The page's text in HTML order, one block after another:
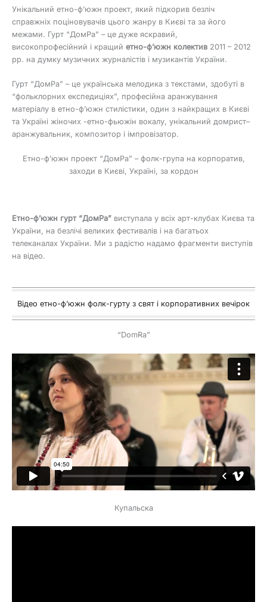
Унікальний етно-ф’южн проект, який підкорив безліч
справжніх поціновувачів цього жанру в Києві та за його
межами. Гурт “ДомРа” – це дуже яскравий,
високопрофесійний і кращий етно-ф’южн колектив 2011 – 2012
рр. на думку музичних журналістів і музикантів України.
Гурт “ДомРа” – це українська мелодика з текстами, здобуті в
“фольклорних експедиціях”, професійна аранжування
матеріалу в етно-ф’южн стилістики, один з найкращих в Києві
та Україні жіночих -етно-фьюжін вокалу, унікальний домрист–
аранжувальник, композитор і імпровізатор.
Етно-ф’южн проект “ДомРа” – фолк-група на корпоратив,
заходи в Києві, Україні, за кордон
Етно-ф’южн гурт “ДомРа” виступала у всіх арт-клубах Києва та
України, на безлічі великих фестивалів і на багатьох
телеканалах України. Ми з радістю надамо фрагменти виступів
на відео.
Відео етно-ф’южн фолк-гурту з свят і корпоративних вечірок
“DomRa”
Купальска